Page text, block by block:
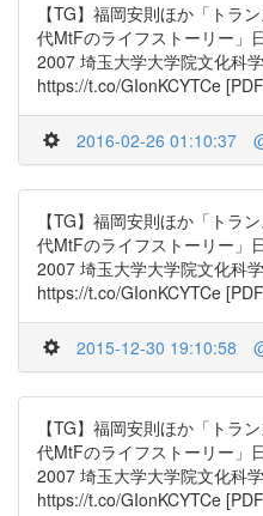
【TG】福岡安則ほか「トラ
代MtFのライフストーリー」
2007 埼玉大学大学院文化科
https://t.co/GIonKCYTCe
2016-02-26 01:10:37
【TG】福岡安則ほか「トラ
代MtFのライフストーリー」
2007 埼玉大学大学院文化科
https://t.co/GIonKCYTCe
2015-12-30 19:10:58
【TG】福岡安則ほか「トラ
代MtFのライフストーリー」
2007 埼玉大学大学院文化科
https://t.co/GIonKCYTCe